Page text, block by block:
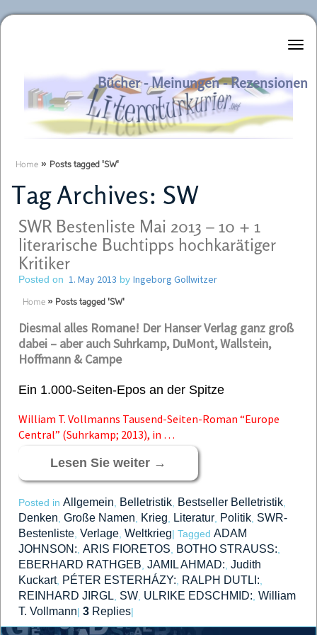
Literaturkurier.net
Bücher - Meinungen - Rezensionen
Home » Posts tagged 'SW'
Tag Archives: SW
SWR Bestenliste Mai 2013 – 10 + 1
literarische Buchtipps hochkarätiger
Kritiker
Posted on 1. May 2013 by Ingeborg Gollwitzer
Home » Posts tagged 'SW'
Diesmal alles Romane! Der Hanser Verlag ganz groß
dabei – aber auch Suhrkamp, DuMont, Wallstein,
Hoffmann & Campe
Ein 1.000-Seiten-Epos an der Spitze
William T. Vollmanns Tausend-Seiten-Roman “Europe
Central” (Suhrkamp; 2013), in …
Lesen Sie weiter →
Posted in Allgemein Belletristik Bestseller Belletristik
Denken Große Namen Krieg Literatur Politik SWR-
Bestenliste Verlage Weltkrieg| Tagged ADAM
JOHNSON: ARIS FIORETOS BOTHO STRAUSS:
EBERHARD RATHGEB JAMIL AHMAD: Judith
Kuckart, PÉTER ESTERHÁZY: RALPH DUTLI:
REINHARD JIRGL SW ULRIKE EDSCHMID: William
T. Vollmann| 3 Replies|